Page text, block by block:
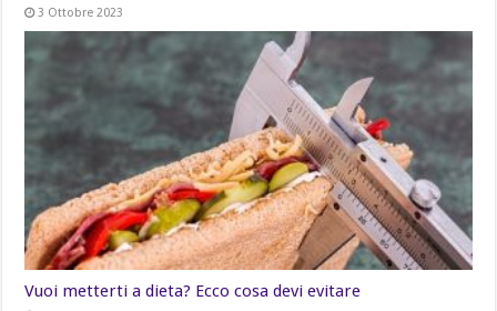
3 Ottobre 2023
Vuoi metterti a dieta? Ecco cosa devi evitare